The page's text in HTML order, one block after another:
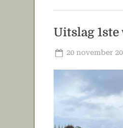
Uitslag
Geplaatst
20 november